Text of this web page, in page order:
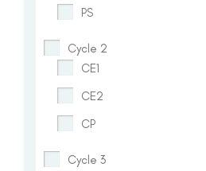
PS
Cycle 2
CE1
CE2
CP
Cycle 3